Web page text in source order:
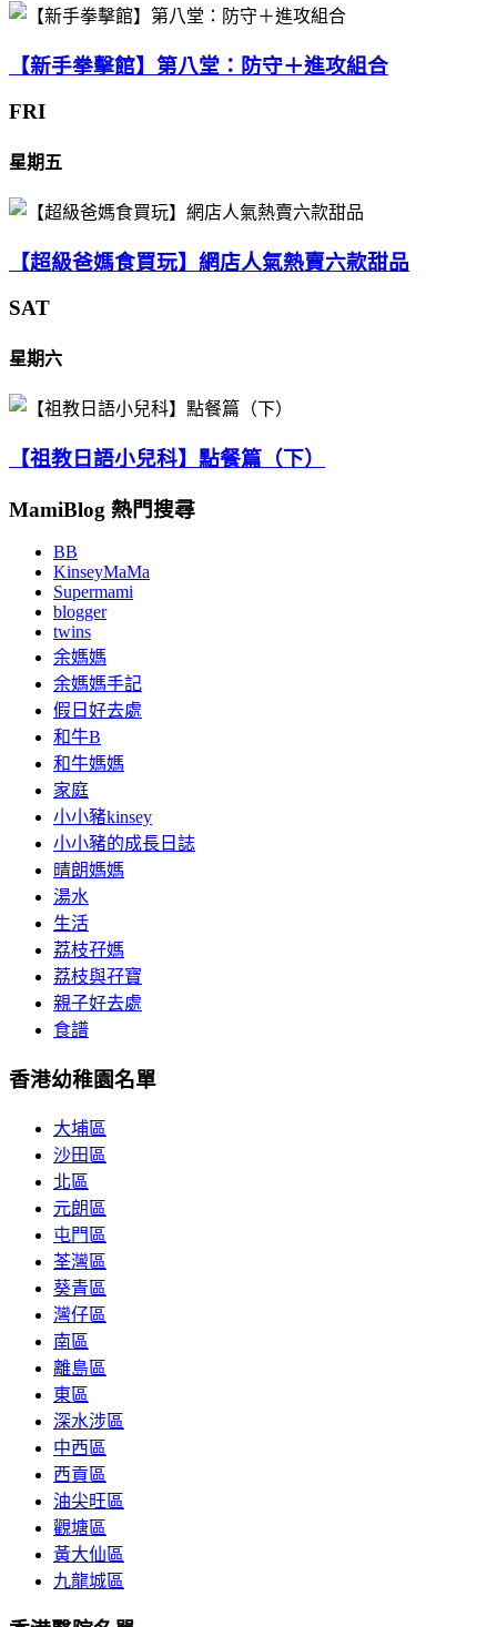
【新手拳擊館】第八堂：防守＋進攻組合
FRI
星期五
【超級爸媽食買玩】網店人氣熱賣六款甜品
SAT
星期六
【祖教日語小兒科】點餐篇（下）
MamiBlog 熱門搜尋
BB
KinseyMaMa
Supermami
blogger
twins
余媽媽
余媽媽手記
假日好去處
和牛B
和牛媽媽
家庭
小小豬kinsey
小小豬的成長日誌
晴朗媽媽
湯水
生活
荔枝孖媽
荔枝與孖寶
親子好去處
食譜
香港幼稚園名單
大埔區
沙田區
北區
元朗區
屯門區
荃灣區
葵青區
灣仔區
南區
離島區
東區
深水涉區
中西區
西貢區
油尖旺區
觀塘區
黃大仙區
九龍城區